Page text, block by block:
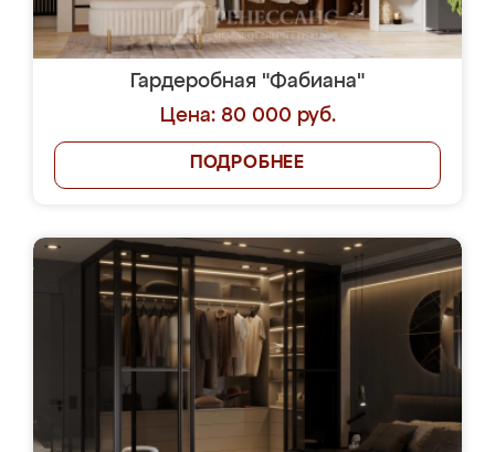
Гардеробная "Фабиана"
Цена: 80 000 руб.
ПОДРОБНЕЕ